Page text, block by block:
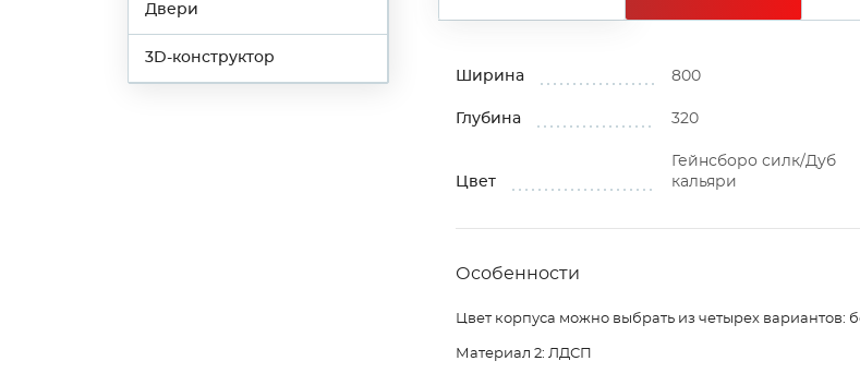
Двери
3D-конструктор
Ширина 800
Глубина 320
Цвет
Гейнсборо силк/Дуб
кальяри
Особенности
Цвет корпуса можно выбрать из четырех вариантов:
Материал 2: ЛДСП